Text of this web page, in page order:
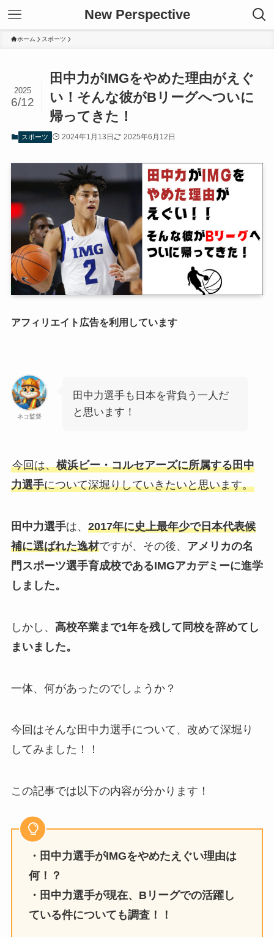
New Perspective
ホーム スポーツ
田中力がIMGをやめた理由がえぐ
い！そんな彼がBリーグへついに
帰ってきた！
2025
6/12
スポーツ 2024年1月13日 2025年6月12日
アフィリエイト広告を利用しています
ネコ監督
田中力選手も日本を背負う一人だ
と思います！
今回は、横浜ビー・コルセアーズに所属する田中
力選手について深堀りしていきたいと思います。
田中力選手は、 2017年に史上最年少で日本代表候
補に選ばれた逸材ですが、その後、 アメリカの名
門スポーツ選手育成校であるIMGアカデミーに進学
しました。
しかし、 高校卒業まで1年を残して同校を辞めてし
まいました。
一体、何があったのでしょうか？
今回はそんな田中力選手について、改めて深堀り
してみました！！
この記事では以下の内容が分かります！
・田中力選手がIMGをやめたえぐい理由は
何！？
・田中力選手が現在、Bリーグでの活躍し
ている件についても調査！！